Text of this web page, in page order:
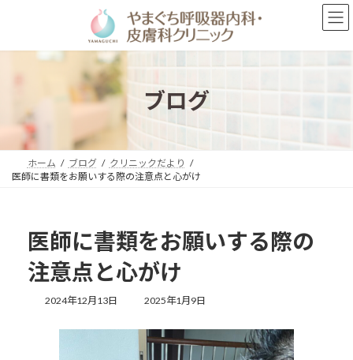
ン
プ
ー
動
ブログ
ホーム ブログ
クリニックだより
医師に書類をお願いする際の注意点と心がけ
医師に書類をお願いする際の
注意点と心がけ
2024年12月13日
最
更
新
日
2025年1月9日